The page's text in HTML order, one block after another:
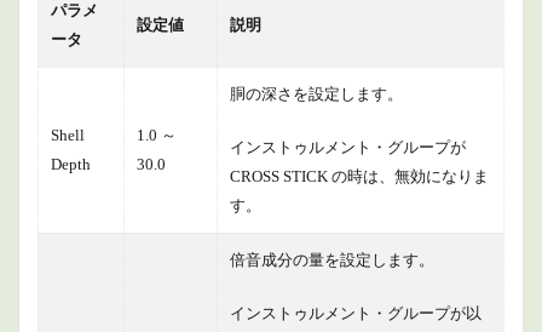
パラメ
ータ
設定値 説明
Shell
Depth
1.0 ～
30.0
胴の深さを設定します。
インストゥルメント・グループが
CROSS STICK の時は、無効になりま
す。
倍音成分の量を設定します。
インストゥルメント・グループが以